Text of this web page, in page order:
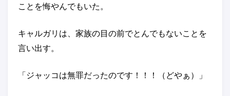
ことを悔やんでもいた。
キャルガリは、家族の目の前でとんでもないことを
言い出す。
「ジャッコは無罪だったのです！！！（どやぁ）」